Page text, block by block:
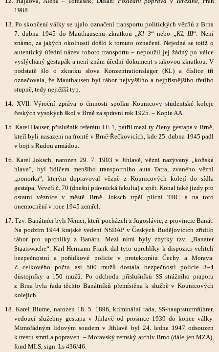
1988.
13. Po skončení války se ujalo označení transportu politických vězňů z Brna
7. dubna 1945 do Mauthausenu zkratkou „Kl 3“ nebo „KL III“. Není
známo, za jakých okolností došlo k tomuto označení. Nejedná se totiž o
autentický úřední název tohoto transportu – nepoužil jej žádný po válce
vyslýchaný gestapák a není znám úřední dokument s takovou zkratkou. V
podstatě šlo o zkratku slova Konzentrationslager (KL) a číslice tři
označovala, že Mauthausen byl tábor nejvyššího a nejpřísnějšího třetího
stupně, tedy nejtěžší typ.
14. XVII. Výroční zpráva o činnosti spolku Kounicovy studentské koleje
českých vysokých škol v Brně za správní rok 1925. – Kopie AA.
15. Karel Hauser, příslušník referátu I E 1, patřil mezi ty členy gestapa v Brně,
kteří byli nasazeni na frontě v Brně-Řečkovicích, kde 25. dubna 1945 padl
v boji s Rudou armádou.
16. Karel Joksch, narozen 29. 7. 1903 v Jihlavě, vězni nazývaný „koňská
hlava“, byl řidičem menšího transportního auta Tatra, zvaného vězni
„ponorka“, kterým dopravoval vězně z Kounicových kolejí do sídla
gestapa, Veveří č. 70 (dnešní právnická fakulta) a zpět. Konal také jízdy pro
ostatní věznice v městě Brně. Joksch trpěl plicní TBC a na toto
onemocnění v roce 1945 zemřel.
17. Tzv. Banátníci byli Němci, kteří pocházeli z Jugoslávie, z provincie Banát.
Na podzim 1944 krajské vedení NSDAP v Českých Budějovicích zřídilo
tábor pro uprchlíky z Banátu. Mezi nimi byly zbytky tzv. „Banater
Staatswache“. Karl Hermann Frank dal tyto uprchlíky k dispozici veliteli
bezpečnostní a pořádkové policie v protektorátu Čechy a Morava.
Z celkového počtu asi 500 mužů dostala bezpečností policie 3–4
důstojníky a 150 mužů. Po odchodu příslušníků SS strážního praporu
z Brna byla řada těchto Banátníků přemístěna k službě v Kounicových
kolejích.
18. Karel Blume, narozen 18. 5. 1896, kriminální rada, SS-hauptsturmführer,
vedoucí služebny gestapa v Jihlavě od prosince 1939 do konce války.
Mimořádným lidovým soudem v Jihlavě byl 24. ledna 1947 odsouzen
k trestu smrti a popraven. – Moravský zemský archiv Brno (dále jen MZA),
fond MLS, sign. Ls 436/46.